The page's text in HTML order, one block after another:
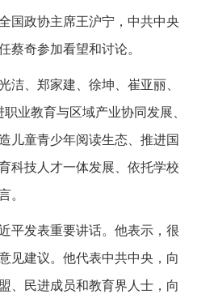
国政协主席王沪宁，中共中央
蔡奇参加看望和讨论。
洁、郑家建、徐坤、崔亚丽、
业教育与区域产业协同发展、
儿童青少年阅读生态、推进国
科技人才一体发展、依托学校
。
平发表重要讲话。他表示，很
见建议。他代表中共中央，向
、民进成员和教育界人士，向